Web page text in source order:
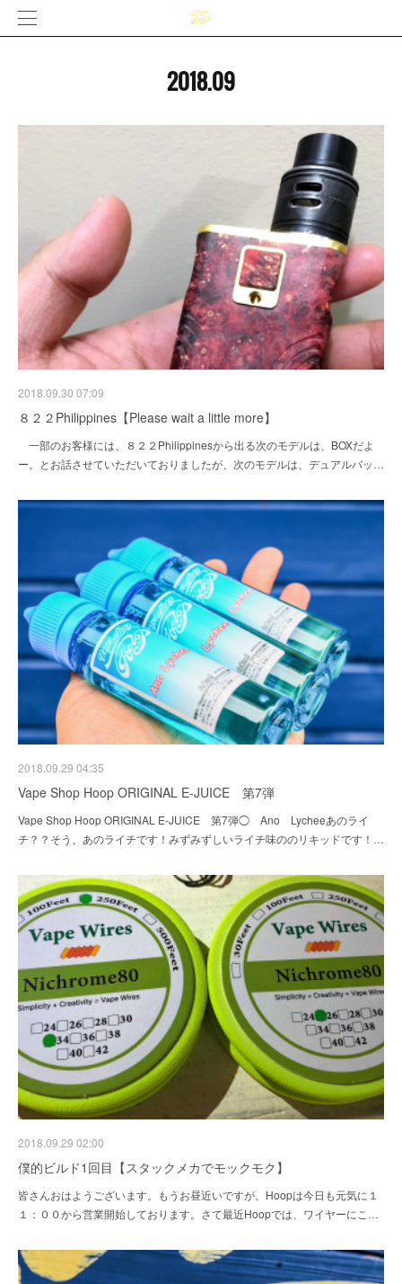
2018.09
2018.09.30 07:09
８２２Philippines【Please wait a little more】
一部のお客様には、８２２Philippinesから出る次のモデルは、BOXだよ
ー。とお話させていただいておりましたが、次のモデルは、デュアルバッ…
2018.09.29 04:35
Vape Shop Hoop ORIGINAL E-JUICE 第7弾
Vape Shop Hoop ORIGINAL E-JUICE 第7弾◯ Ano Lycheeあのライ
チ？？そう、あのライチです！みずみずしいライチ味ののリキッドです！…
2018.09.29 02:00
僕的ビルド1回目【スタックメカでモックモク】
皆さんおはようございます。もうお昼近いですが、Hoopは今日も元気に１
１：００から営業開始しております。さて最近Hoopでは、ワイヤーにこ…